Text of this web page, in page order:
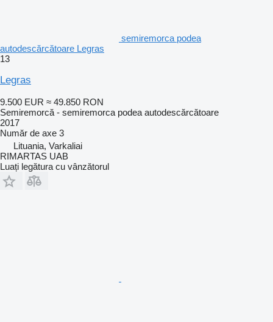
semiremorca podea
autodescărcătoare Legras
13
Legras
9.500 EUR ≈ 49.850 RON
Semiremorcă - semiremorca podea autodescărcătoare
2017
Număr de axe 3
Lituania, Varkaliai
RIMARTAS UAB
Luați legătura cu vânzătorul